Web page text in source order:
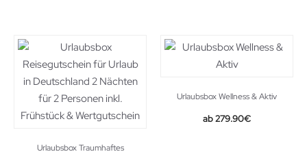
Urlaubsbox Traumhaftes
Urlaubsbox Wellness & Aktiv
279.90€